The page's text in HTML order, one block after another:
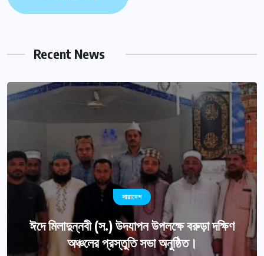
Recent News
সারাদেশ
ঈদে মিলাদুন্নবী (স.) উদযাপন উপলক্ষে বরুড়া দক্ষিণ
অঞ্চলের প্রস্তুতি সভা অনুষ্ঠিত।